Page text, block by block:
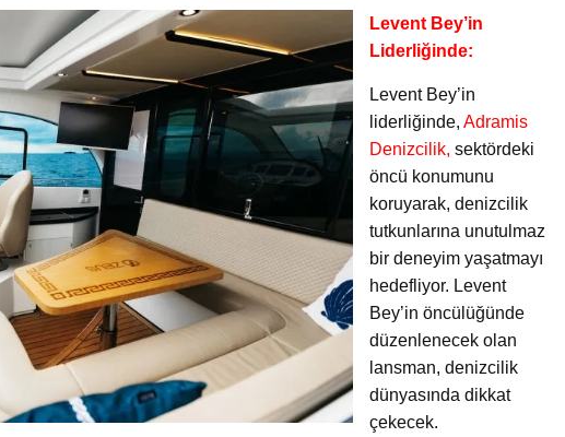
Levent Bey’in
Liderliğinde:
Levent Bey’in
liderliğinde, Adramis
Denizcilik, sektördeki
öncü konumunu
koruyarak, denizcilik
tutkunlarına unutulmaz
bir deneyim yaşatmayı
hedefliyor. Levent
Bey’in öncülüğünde
düzenlenecek olan
lansman, denizcilik
dünyasında dikkat
çekecek.